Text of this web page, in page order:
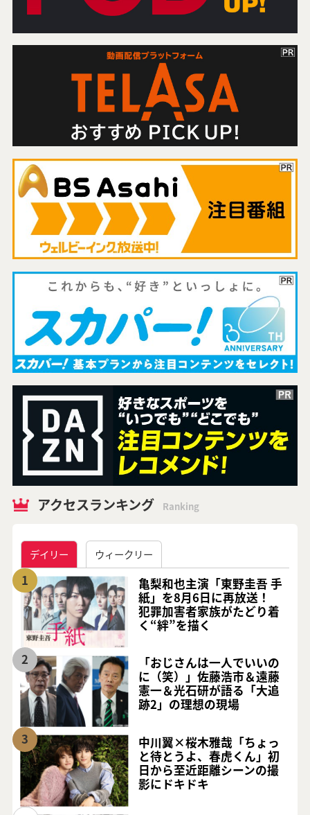
アクセスランキング Ranking
デイリー ウィークリー
1
亀梨和也主演「東野圭吾 手
紙」を8月6日に再放送！
犯罪加害者家族がたどり着
く“絆”を描く
2
「おじさんは一人でいいの
に（笑）」佐藤浩市＆遠藤
憲一＆光石研が語る「大追
跡2」の理想の現場
3
中川翼×桜木雅哉「ちょっ
と待とうよ、春虎くん」初
日から至近距離シーンの撮
影にドキドキ